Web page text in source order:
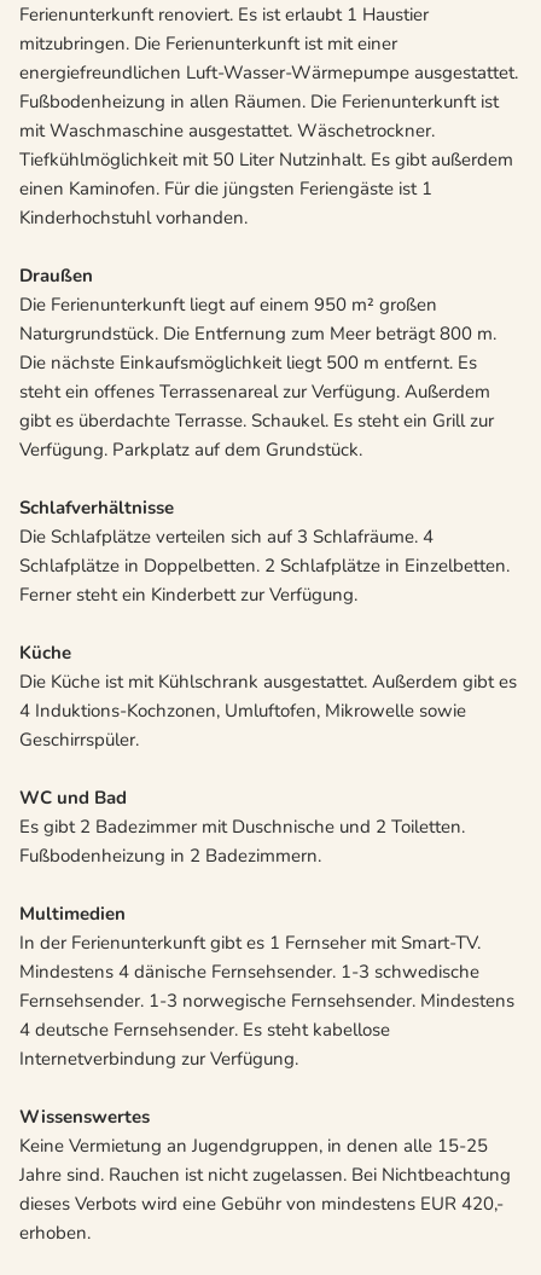
Ferienunterkunft renoviert. Es ist erlaubt 1 Haustier
mitzubringen. Die Ferienunterkunft ist mit einer
energiefreundlichen Luft-Wasser-Wärmepumpe ausgestattet.
Fußbodenheizung in allen Räumen. Die Ferienunterkunft ist
mit Waschmaschine ausgestattet. Wäschetrockner.
Tiefkühlmöglichkeit mit 50 Liter Nutzinhalt. Es gibt außerdem
einen Kaminofen. Für die jüngsten Feriengäste ist 1
Kinderhochstuhl vorhanden.
Draußen
Die Ferienunterkunft liegt auf einem 950 m² großen
Naturgrundstück. Die Entfernung zum Meer beträgt 800 m.
Die nächste Einkaufsmöglichkeit liegt 500 m entfernt. Es
steht ein offenes Terrassenareal zur Verfügung. Außerdem
gibt es überdachte Terrasse. Schaukel. Es steht ein Grill zur
Verfügung. Parkplatz auf dem Grundstück.
Schlafverhältnisse
Die Schlafplätze verteilen sich auf 3 Schlafräume. 4
Schlafplätze in Doppelbetten. 2 Schlafplätze in Einzelbetten.
Ferner steht ein Kinderbett zur Verfügung.
Küche
Die Küche ist mit Kühlschrank ausgestattet. Außerdem gibt es
4 Induktions-Kochzonen, Umluftofen, Mikrowelle sowie
Geschirrspüler.
WC und Bad
Es gibt 2 Badezimmer mit Duschnische und 2 Toiletten.
Fußbodenheizung in 2 Badezimmern.
Multimedien
In der Ferienunterkunft gibt es 1 Fernseher mit Smart-TV.
Mindestens 4 dänische Fernsehsender. 1-3 schwedische
Fernsehsender. 1-3 norwegische Fernsehsender. Mindestens
4 deutsche Fernsehsender. Es steht kabellose
Internetverbindung zur Verfügung.
Wissenswertes
Keine Vermietung an Jugendgruppen, in denen alle 15-25
Jahre sind. Rauchen ist nicht zugelassen. Bei Nichtbeachtung
dieses Verbots wird eine Gebühr von mindestens EUR 420,-
erhoben.